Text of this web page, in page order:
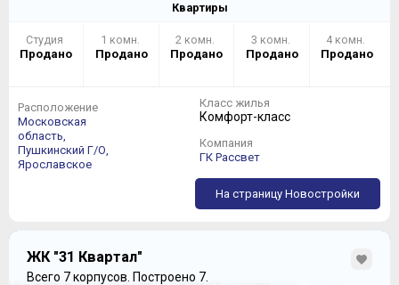
Квартиры
Студия
Продано
1 комн.
Продано
2 комн.
Продано
3 комн.
Продано
4 комн.
Продано
Расположение
Московская
область,
Пушкинский Г/О,
Ярославское
Класс жилья
Комфорт-класс
Компания
ГК Рассвет
На страницу Новостройки
ЖК "31 Квартал"
Всего 7 корпусов. Построено 7.